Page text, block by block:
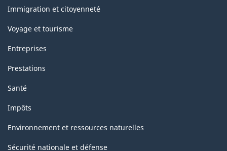
sujets
Immigration et citoyenneté
Voyage et tourisme
Entreprises
Prestations
Santé
Impôts
Environnement et ressources naturelles
Sécurité nationale et défense